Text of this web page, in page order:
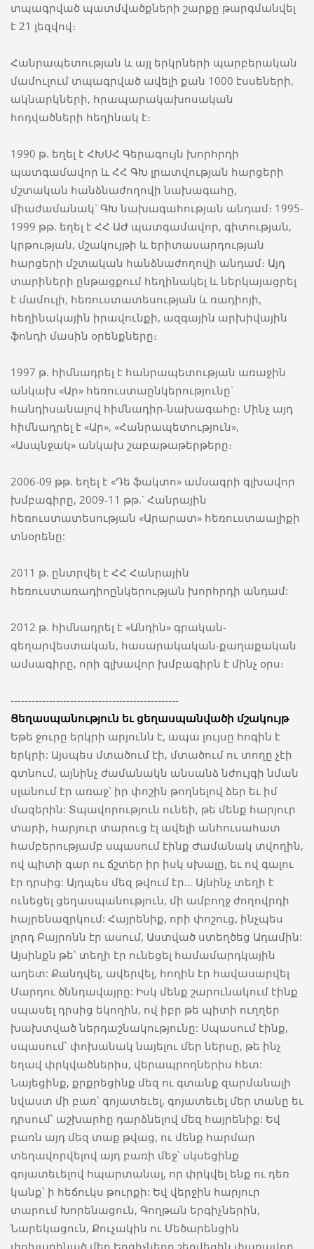
տպագրված պատմվածքների շարքը թարգմանվել
է 21 լեզվով։
Հանրապետության և այլ երկրների պարբերական
մամուլում տպագրված ավելի քան 1000 էսսեների,
ակնարկների, հրապարակախոսական
հոդվածների հեղինակ է։
1990 թ. եղել է ՀԽՍՀ Գերագույն խորհրդի
պատգամավոր և ՀՀ ԳԽ լրատվության հարցերի
մշտական հանձնաժողովի նախագահը,
միաժամանակ` ԳԽ նախագահության անդամ։ 1995-
1999 թթ. եղել է ՀՀ ԱԺ պատգամավոր, գիտության,
կրթության, մշակույթի և երիտասարդության
հարցերի մշտական հանձնաժողովի անդամ։ Այդ
տարիների ընթացքում հեղինակել և ներկայացրել
է մամուլի, հեռուստատեսության և ռադիոյի,
հեղինակային իրավունքի, ազգային արխիվային
ֆոնդի մասին օրենքները։
1997 թ. հիմնադրել է հանրապետության առաջին
անկախ «Ար» հեռուստաընկերությունը`
հանդիսանալով հիմնադիր-նախագահը։ Մինչ այդ
հիմնադրել է «Ար», «Հանրապետություն»,
«Ասպնջակ» անկախ շաբաթաթերթերը։
2006-09 թթ. եղել է «Դե ֆակտո» ամսագրի գլխավոր
խմբագիրը, 2009-11 թթ.` Հանրային
հեռուստատեսության «Արարատ» հեռուստաալիքի
տնօրենը:
2011 թ. ընտրվել է ՀՀ Հանրային
հեռուստառադիոընկերության խորհրդի անդամ:
2012 թ. հիմնադրել է «Անդին» գրական-
գեղարվեստական, հասարակական-քաղաքական
ամսագիրը, որի գլխավոր խմբագիրն է մինչ օրս։
------------------------------------------------
Ցեղասպանություն եւ ցեղասպանվածի մշակույթ
Եթե ջուրը երկրի արյունն է, ապա լույսը հոգին է
երկրի: Այսպես մտածում էի, մտածում ու տողը չէի
գտնում, այնինչ ժամանակն անսանձ նժույգի նման
սլանում էր առաջ՝ իր փոշին թողնելով ձեր եւ իմ
մազերին: Տպավորություն ունեի, թե մենք հարյուր
տարի, հարյուր տարուց էլ ավելի անհուսահատ
համբերությամբ սպասում էինք Ժամանակ տվողին,
ով պիտի գար ու ճշտեր իր իսկ սխալը, եւ ով գալու
էր դրսից: Այդպես մեզ թվում էր… Այնինչ տեղի է
ունեցել ցեղասպանություն, մի ամբողջ ժողովրդի
հայրենազրկում: Հայրենիք, որի փոշուց, ինչպես
լորդ Բայրոնն էր ասում, Աստված ստեղծեց Ադամին:
Այսինքն թե՝ տեղի էր ունեցել համամարդկային
աղետ: Քանդվել, ավերվել, հողին էր հավասարվել
Մարդու ծննդավայրը: Իսկ մենք շարունակում էինք
սպասել դրսից եկողին, ով իբր թե պիտի ուղղեր
խախտված ներդաշնակությունը: Սպասում էինք,
սպասում՝ փոխանակ նայելու մեր ներսը, թե ինչ
եղավ փրկվածներիս, վերապրողներիս հետ:
Նայեցինք, քրքրեցինք մեզ ու գտանք զարմանալի
նվաստ մի բառ՝ գոյատեւել, գոյատեւել մեր տանը եւ
դրսում՝ աշխարհը դարձնելով մեզ հայրենիք: Եվ
բառն այդ մեզ տաք թվաց, ու մենք հարմար
տեղավորվելով այդ բառի մեջ՝ սկսեցինք
գոյատեւելով հպարտանալ, որ փրկվել ենք ու դեռ
կանք՝ ի հեճուկս թուրքի: Եվ վերջին հարյուր
տարում Խորենացուն, Գողթան երգիչներին,
Նարեկացուն, Քուչակին ու Մեծարենցին